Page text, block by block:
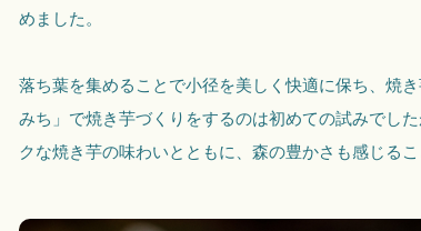
めました。
落ち葉を集めることで小径を美しく快適に保ち、焼
みち」で焼き芋づくりをするのは初めての試みでし
クな焼き芋の味わいとともに、森の豊かさも感じる